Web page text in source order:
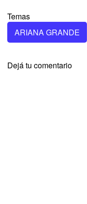
Temas
ARIANA GRANDE
Dejá tu comentario